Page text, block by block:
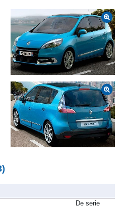
De serie